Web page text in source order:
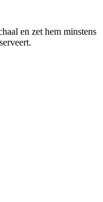
en zet hem minstens